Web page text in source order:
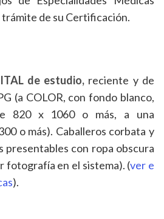
de su Certificación.
de estudio, reciente y de
(a COLOR, con fondo blanco,
820 x 1060 o más, a una
o más). Caballeros corbata y
presentables con ropa obscura
fotografía en el sistema). (ver e
).